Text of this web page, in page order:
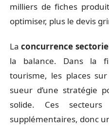
milliers de fiches
optimiser, plus le devis
Laconcurrence
la balance. Dans la
tourisme, les places
sueur d’une stratégie
solide. Ces
supplémentaires, donc